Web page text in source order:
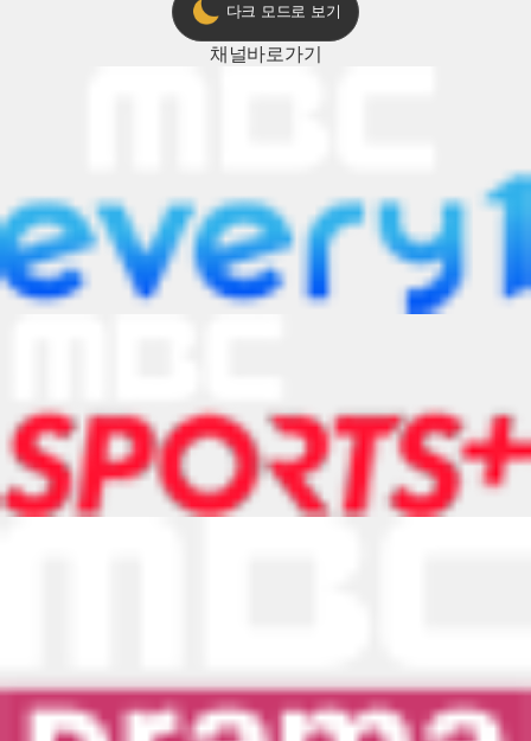
다크 모드로 보기
채널바로가기